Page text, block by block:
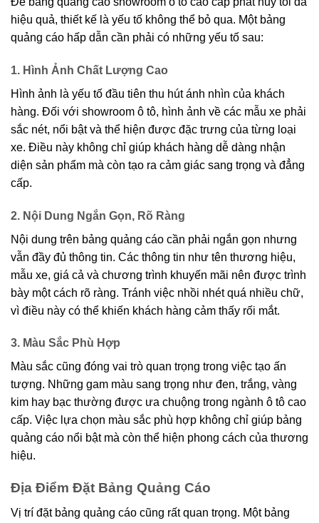
hiệu quả, thiết kế là yếu tố không thể bỏ qua. Một bảng
quảng cáo hấp dẫn cần phải có những yếu tố sau:
1. Hình Ảnh Chất Lượng Cao
Hình ảnh là yếu tố đầu tiên thu hút ánh nhìn của khách
hàng. Đối với showroom ô tô, hình ảnh về các mẫu xe phải
sắc nét, nổi bật và thể hiện được đặc trưng của từng loại
xe. Điều này không chỉ giúp khách hàng dễ dàng nhận
diện sản phẩm mà còn tạo ra cảm giác sang trọng và đẳng
cấp.
2. Nội Dung Ngắn Gọn, Rõ Ràng
Nội dung trên bảng quảng cáo cần phải ngắn gọn nhưng
vẫn đầy đủ thông tin. Các thông tin như tên thương hiệu,
mẫu xe, giá cả và chương trình khuyến mãi nên được trình
bày một cách rõ ràng. Tránh việc nhồi nhét quá nhiều chữ,
vì điều này có thể khiến khách hàng cảm thấy rối mắt.
3. Màu Sắc Phù Hợp
Màu sắc cũng đóng vai trò quan trọng trong việc tạo ấn
tượng. Những gam màu sang trọng như đen, trắng, vàng
kim hay bạc thường được ưa chuộng trong ngành ô tô cao
cấp. Việc lựa chọn màu sắc phù hợp không chỉ giúp bảng
quảng cáo nổi bật mà còn thể hiện phong cách của thương
hiệu.
Địa Điểm Đặt Bảng Quảng Cáo
Vị trí đặt bảng quảng cáo cũng rất quan trọng. Một bảng